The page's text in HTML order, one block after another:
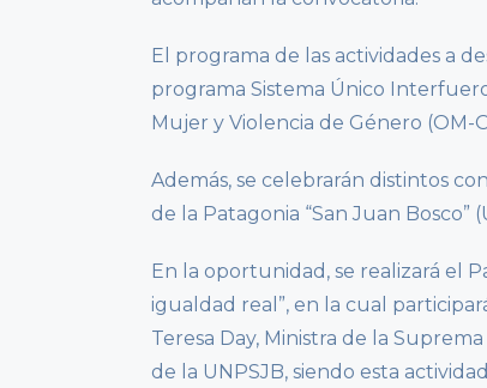
El programa de las actividades a
programa Sistema Único
Mujer y Violencia de Género
Además, se celebrarán distintos
de la Patagonia “San Juan Bosco”
En la oportunidad, se realizará el
igualdad real”, en la cual
Teresa Day, Ministra de la
de la UNPSJB, siendo esta